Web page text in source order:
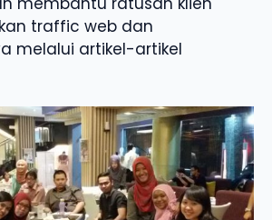
traffic web dan
melalui artikel-artikel